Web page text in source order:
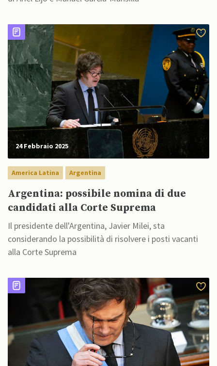
24 Febbraio 2025
America Latina Argentina
Argentina: possibile nomina di due
candidati alla Corte Suprema
Il presidente dell'Argentina, Javier Milei, sta
considerando la possibilità di risolvere i posti vacanti
alla Corte Suprema